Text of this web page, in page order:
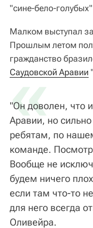
"сине-бело-
Малком выступал
Прошлым летом
гражданство
Саудовской Аравии "
«
"Он доволен, что
Аравии, но
ребятам, по
команде.
Вообще не
будем ничего
если там что-то
для него всегда
Оливейра.